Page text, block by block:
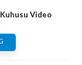
Video